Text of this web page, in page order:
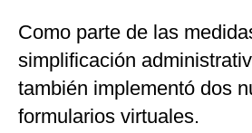
Como parte de las
simplificación
también implementó dos
formularios virtuales.